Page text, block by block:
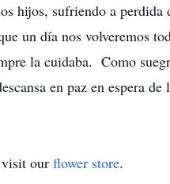
hijos, sufriendo a
un día nos volveremos
la cuidaba. Como
en paz en espera
our flower store.